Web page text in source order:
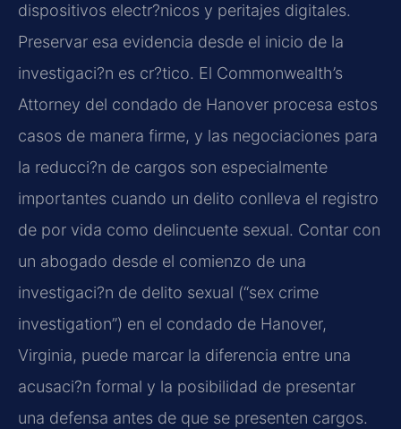
dispositivos electr?nicos y peritajes digitales.
Preservar esa evidencia desde el inicio de la
investigaci?n es cr?tico. El Commonwealth’s
Attorney del condado de Hanover procesa estos
casos de manera firme, y las negociaciones para
la reducci?n de cargos son especialmente
importantes cuando un delito conlleva el registro
de por vida como delincuente sexual. Contar con
un abogado desde el comienzo de una
investigaci?n de delito sexual (“sex crime
investigation”) en el condado de Hanover,
Virginia, puede marcar la diferencia entre una
acusaci?n formal y la posibilidad de presentar
una defensa antes de que se presenten cargos.